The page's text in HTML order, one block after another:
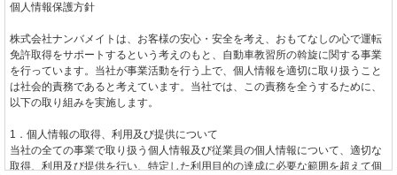
個人情報保護方針
株式会社ナンバメイトは、お客様の安心・安全を考え、おもてなしの心で運転
免許取得をサポートするという考えのもと、自動車教習所の斡旋に関する事業
を行っています。当社が事業活動を行う上で、個人情報を適切に取り扱うこと
は社会的責務であると考えています。当社では、この責務を全うするために、
以下の取り組みを実施します。
1．個人情報の取得、利用及び提供について
当社の全ての事業で取り扱う個人情報及び従業員の個人情報について、適切な
取得、利用及び提供を行い、特定した利用目的の達成に必要な範囲を超えて個